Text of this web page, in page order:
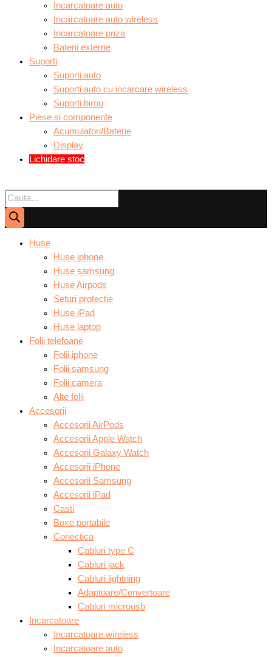
Incarcatoare auto
Incarcatoare auto wireless
Incarcatoare priza
Baterii externe
Suporti
Suporti auto
Suporti auto cu incarcare wireless
Suporti birou
Piese si componente
Acumulatori/Baterie
Display
Lichidare stoc
Huse
Huse iphone
Huse samsung
Huse Airpods
Seturi protectie
Huse iPad
Huse laptop
Folii telefoane
Folii iphone
Folii samsung
Folii camera
Alte folii
Accesorii
Accesorii AirPods
Accesorii Apple Watch
Accesorii Galaxy Watch
Accesorii iPhone
Accesorii Samsung
Accesorii iPad
Casti
Boxe portabile
Conectica
Cabluri type C
Cabluri jack
Cabluri lightning
Adaptoare/Convertoare
Cabluri microusb
Incarcatoare
Incarcatoare wireless
Incarcatoare auto